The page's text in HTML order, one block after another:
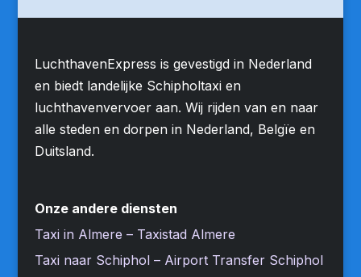
LuchthavenExpress is gevestigd in Nederland
en biedt landelijke Schipholtaxi en
luchthavenvervoer aan. Wij rijden van en naar
alle steden en dorpen in Nederland, Belgïe en
Duitsland.
Onze andere diensten
Taxi in Almere – Taxistad Almere
Taxi naar Schiphol – Airport Transfer Schiphol